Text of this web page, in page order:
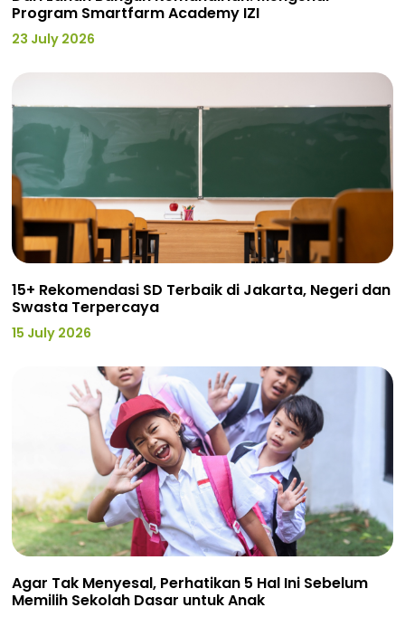
Program Smartfarm Academy IZI
23 July 2026
15+ Rekomendasi SD Terbaik di Jakarta, Negeri dan
Swasta Terpercaya
15 July 2026
Agar Tak Menyesal, Perhatikan 5 Hal Ini Sebelum
Memilih Sekolah Dasar untuk Anak